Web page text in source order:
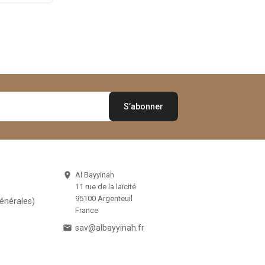
 Al Bayyinah
11 rue de la laïcité
95100 Argenteuil
France
 sav@albayyinah.fr